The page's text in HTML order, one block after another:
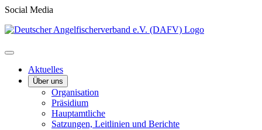
Social Media
Aktuelles
Über uns
Organisation
Präsidium
Hauptamtliche
Satzungen, Leitlinien und Berichte